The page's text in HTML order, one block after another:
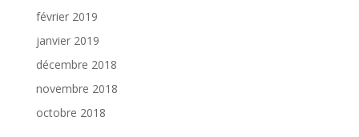
février 2019
janvier 2019
décembre 2018
novembre 2018
octobre 2018